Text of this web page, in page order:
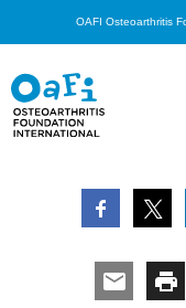
OAFI Osteoarthritis